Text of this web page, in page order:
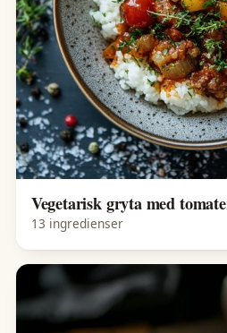
Vegetarisk gryta med
13 ingredienser